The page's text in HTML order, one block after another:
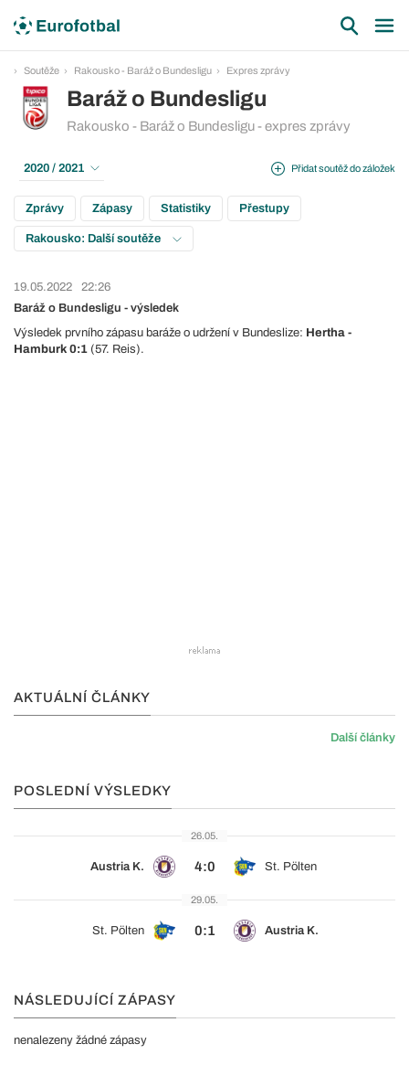
Soutěže Rakousko - Baráž o Bundesligu Expres zprávy
Baráž o Bundesligu
Rakousko - Baráž o Bundesligu - expres zprávy
Přidat soutěž do záložek
2020 / 2021
Zprávy Zápasy Statistiky Přestupy
Rakousko: Další soutěže
19.05.2022
22:26
Baráž o Bundesligu - výsledek
Výsledek prvního zápasu baráže o udržení v Bundeslize: Hertha -
Hamburk 0:1 (57. Reis).
AKTUÁLNÍ ČLÁNKY
Další články
POSLEDNÍ VÝSLEDKY
26.05.
Austria K. 4:0 St. Pölten
29.05.
St. Pölten 0:1 Austria K.
NÁSLEDUJÍCÍ ZÁPASY
nenalezeny žádné zápasy